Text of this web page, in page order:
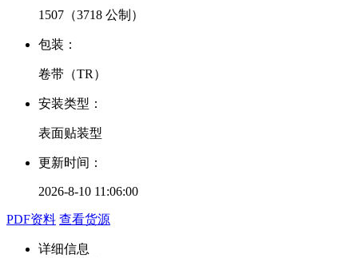
1507（3718 公制）
包装：
卷带（TR）
安装类型：
表面贴装型
更新时间：
2026-8-10 11:06:00
PDF资料 查看货源
详细信息